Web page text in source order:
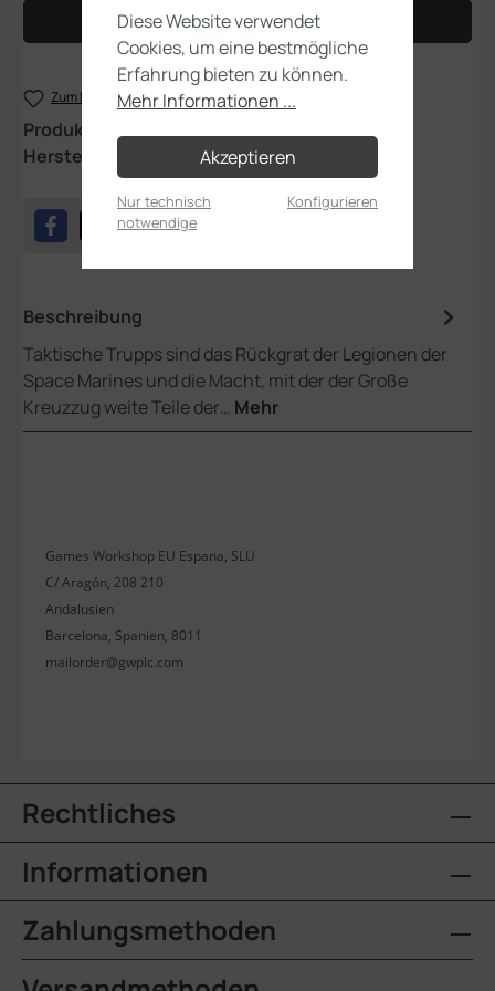
In den Warenkorb
Zum Merkzettel hinzufügen
Produktnummer:
Hersteller:
Games Workshop
Beschreibung
Taktische Trupps sind das Rückgrat der Legionen der
Space Marines und die Macht, mit der der Große
Kreuzzug weite Teile der… Mehr
Games Workshop EU Espana, SLU
C/ Aragón, 208 210
Andalusien
Barcelona, Spanien, 8011
mailorder@gwplc.com
Rechtliches
Informationen
Zahlungsmethoden
Diese Website verwendet
Cookies, um eine bestmögliche
Erfahrung bieten zu können.
Mehr Informationen ...
Akzeptieren
Nur technisch
notwendige
Konfigurieren